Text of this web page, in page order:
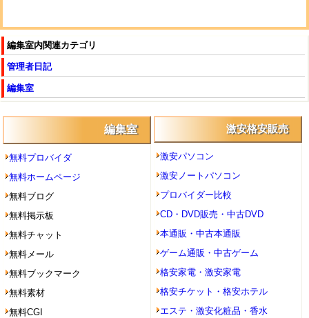
編集室内関連カテゴリ
管理者日記
編集室
編集室
無料プロバイダ
無料ホームページ
無料ブログ
無料掲示板
無料チャット
無料メール
無料ブックマーク
無料素材
無料CGI
激安格安販売
激安パソコン
激安ノートパソコン
プロバイダー比較
CD・DVD販売・中古DVD
本通販・中古本通販
ゲーム通販・中古ゲーム
格安家電・激安家電
格安チケット・格安ホテル
エステ・激安化粧品・香水